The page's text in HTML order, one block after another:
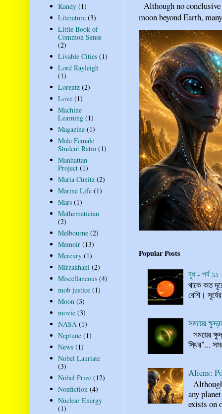
Although no
moon beyond Earth,
Popular Posts
বুধ - পর্ব ১১
থাকে কত
বেশি।
সময়ের
সময়ের
স্থির"...
Aliens:
any
exists on
Kandy (1)
Literature (3)
Little Book of
Common Sense
(2)
Livable Cities (1)
Lord Rayleigh
(1)
Lorentz (2)
Love (1)
Machine
Learning (1)
Magazine (1)
Male Female
Student Ratio (1)
Manhattan
Project (1)
Maria Cunitz (2)
Marine Life (1)
Mars (1)
Mathematician
(2)
Melbourne (2)
Memoir (13)
Mercury (1)
Mirzakhani (2)
Miscellaneous (4)
mob justice (1)
Moon (3)
movie (3)
NASA (1)
Neptune (1)
News (1)
Nobel Lauriate
(3)
Nobel Prize (12)
Nonfiction (4)
Nuclear Energy
(1)